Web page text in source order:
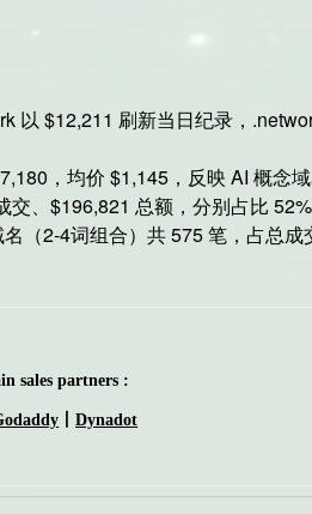
以 $12,211 刷新当日纪录，
，均价 $1,145，反映 AI 概念域
交、$196,821 总额，分别占比 52%
（2-4词组合）共 575 笔，占总
sales partners :
丨Dynadot